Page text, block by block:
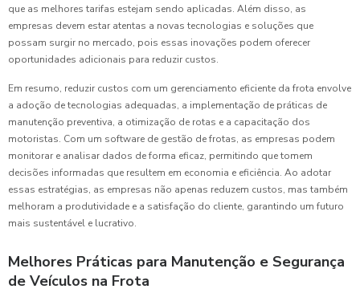
que as melhores tarifas estejam sendo aplicadas. Além disso, as
empresas devem estar atentas a novas tecnologias e soluções que
possam surgir no mercado, pois essas inovações podem oferecer
oportunidades adicionais para reduzir custos.
Em resumo, reduzir custos com um gerenciamento eficiente da frota envolve
a adoção de tecnologias adequadas, a implementação de práticas de
manutenção preventiva, a otimização de rotas e a capacitação dos
motoristas. Com um software de gestão de frotas, as empresas podem
monitorar e analisar dados de forma eficaz, permitindo que tomem
decisões informadas que resultem em economia e eficiência. Ao adotar
essas estratégias, as empresas não apenas reduzem custos, mas também
melhoram a produtividade e a satisfação do cliente, garantindo um futuro
mais sustentável e lucrativo.
Melhores Práticas para Manutenção e Segurança
de Veículos na Frota